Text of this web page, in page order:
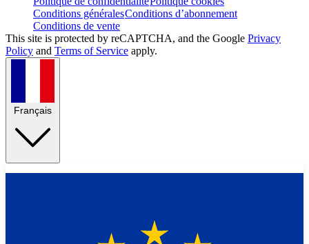
Conditions généralesConditions d’abonnement
Conditions de vente
This site is protected by reCAPTCHA, and the Google Privacy
Policy and Terms of Service apply.
Français